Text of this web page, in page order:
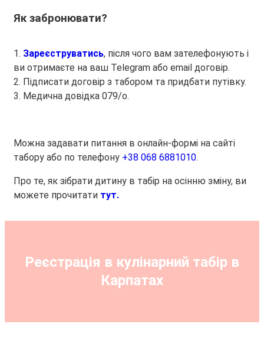
Як забронювати?
1. Зареєструватись, після чого вам зателефонують і
ви отримаєте на ваш Telegram або email договір.
2. Підписати договір з табором та придбати путівку.
3. Медична довідка 079/о.
Можна задавати питання в онлайн-формі на сайті
табору або по телефону +38 068 6881010.
Про те, як зібрати дитину в табір на осінню зміну, ви
можете прочитати тут.
Реєстрація в кулінарний табір в
Карпатах